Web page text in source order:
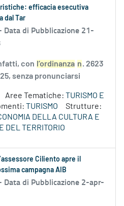
efficacia esecutiva
dal Tar
Data di Pubblicazione 21-
con l’ordinanza n. 2623
senza pronunciarsi
Aree Tematiche: TURISMO E
TURISMO
Strutture:
DELLA CULTURA E
DEL TERRITORIO
Ciliento apre il
campagna AIB
Data di Pubblicazione 2-apr-